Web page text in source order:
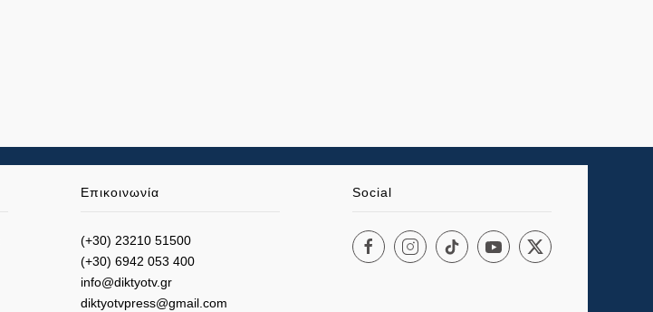
Επικοινωνία
(+30) 23210 51500
(+30) 6942 053 400
info@diktyotv.gr
diktyotvpress@gmail.com
Social